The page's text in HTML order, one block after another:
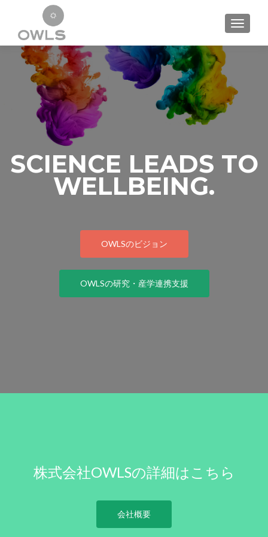
ナビゲ
SCIENCE LEADS TO
WELLBEING.
OWLSのビジョン
OWLSの研究・産学連携支援
株式会社OWLSの詳細はこちら
会社概要